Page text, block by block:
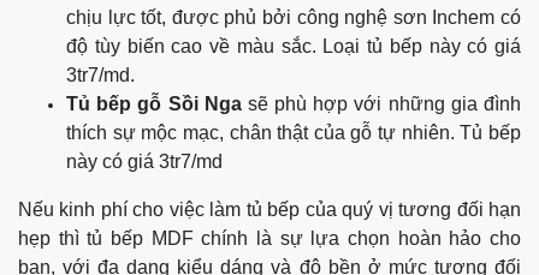
chịu lực tốt, được phủ bởi công nghệ sơn Inchem có
độ tùy biến cao về màu sắc. Loại tủ bếp này có giá
3tr7/md.
Tủ bếp gỗ Sồi Ngasẽ phù hợp với những gia đình
thích sự mộc mạc, chân thật của gỗ tự nhiên. Tủ bếp
này có giá 3tr7/md
Nếu kinh phí cho việc làm tủ bếp của quý vị tương đối hạn
hẹp thì tủ bếp MDF chính là sự lựa chọn hoàn hảo cho
bạn, với đa dạng kiểu dáng và độ bền ở mức tương đối